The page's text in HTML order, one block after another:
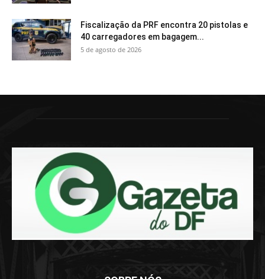
Fiscalização da PRF encontra 20 pistolas e
40 carregadores em bagagem...
5 de agosto de 2026